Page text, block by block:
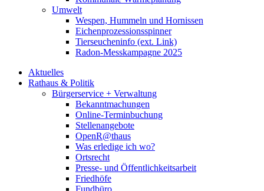
Umwelt
Wespen, Hummeln und Hornissen
Eichenprozessionsspinner
Tierseucheninfo (ext. Link)
Radon-Messkampagne 2025
Aktuelles
Rathaus & Politik
Bürgerservice + Verwaltung
Bekanntmachungen
Online-Terminbuchung
Stellenangebote
OpenR@thaus
Was erledige ich wo?
Ortsrecht
Presse- und Öffentlichkeitsarbeit
Friedhöfe
Fundbüro